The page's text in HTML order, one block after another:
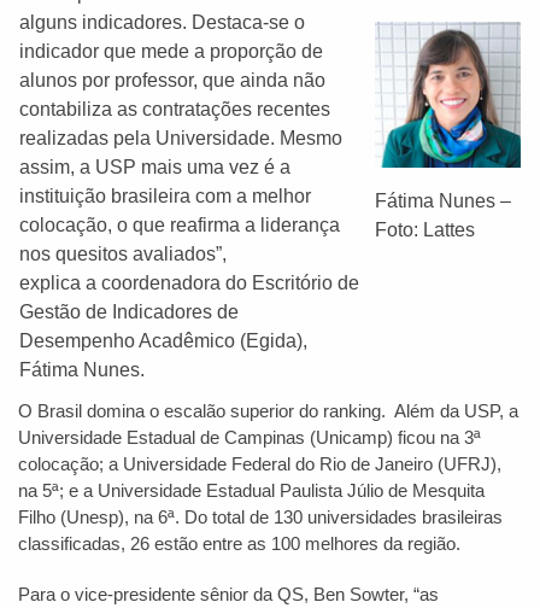
alguns indicadores. Destaca-se o
indicador que mede a proporção de
alunos por professor, que ainda não
contabiliza as contratações recentes
realizadas pela Universidade. Mesmo
assim, a USP mais uma vez é a
instituição brasileira com a melhor
colocação, o que reafirma a liderança
nos quesitos avaliados”,
explica a coordenadora do Escritório de
Gestão de Indicadores de
Desempenho Acadêmico (Egida),
Fátima Nunes.
Fátima Nunes –
Foto: Lattes
O Brasil domina o escalão superior do ranking. Além da USP, a
Universidade Estadual de Campinas (Unicamp) ficou na 3ª
colocação; a Universidade Federal do Rio de Janeiro (UFRJ),
na 5ª; e a Universidade Estadual Paulista Júlio de Mesquita
Filho (Unesp), na 6ª. Do total de 130 universidades brasileiras
classificadas, 26 estão entre as 100 melhores da região.
Para o vice-presidente sênior da QS, Ben Sowter, “as